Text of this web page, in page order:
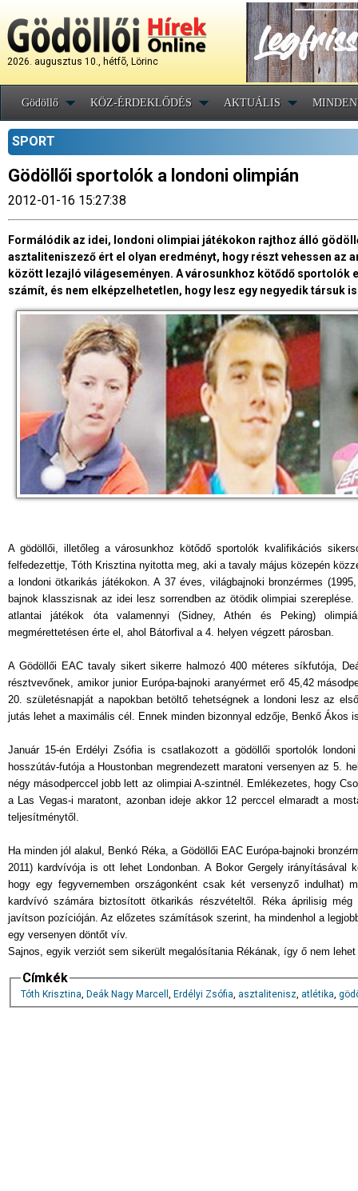
2026. augusztus 10., hétfõ, Lörinc
Gödöllő KÖZ-ÉRDEKLŐDÉS AKTUÁLIS
SPORT
Gödöllői sportolók a londoni olimpián
2012-01-16 15:27:38
Formálódik az idei, londoni olimpiai játékokon rajthoz álló
asztaliteniszező ért el olyan eredményt, hogy részt vehessen az
között lezajló világeseményen. A városunkhoz kötődő sportolók
számít, és nem elképzelhetetlen, hogy lesz egy negyedik társuk
A gödöllői, illetőleg a városunkhoz kötődő sportolók kvalifikációs
felfedezettje, Tóth Krisztina nyitotta meg, aki a tavaly május közepén
a londoni ötkarikás játékokon. A 37 éves, világbajnoki bronzérmes
bajnok klasszisnak az idei lesz sorrendben az ötödik olimpiai
atlantai játékok óta valamennyi (Sidney, Athén és Peking)
megmérettetésen érte el, ahol Bátorfival a 4. helyen végzett párosban.
A Gödöllői EAC tavaly sikert sikerre halmozó 400 méteres síkfutója,
résztvevőnek, amikor junior Európa-bajnoki aranyérmet erő 45,42
20. születésnapját a napokban betöltő tehetségnek a londoni lesz az
jutás lehet a maximális cél. Ennek minden bizonnyal edzője, Benkő Ákos
Január 15-én Erdélyi Zsófia is csatlakozott a gödöllői sportolók
hosszútáv-futója a Houstonban megrendezett maratoni versenyen az 5.
négy másodperccel jobb lett az olimpiai A-szintnél. Emlékezetes, hogy
a Las Vegas-i maratont, azonban ideje akkor 12 perccel elmaradt a
teljesítménytől.
Ha minden jól alakul, Benkó Réka, a Gödöllői EAC Európa-bajnoki
2011) kardvívója is ott lehet Londonban. A Bokor Gergely irányításával
hogy egy fegyvernemben országonként csak két versenyző
kardvívó számára biztosított ötkarikás részvételtől. Réka áprilisig
javítson pozícióján. Az előzetes számítások szerint, ha mindenhol a
egy versenyen döntőt vív.
Sajnos, egyik verziót sem sikerült megalósítania Rékának, így ő nem
Címkék
Tóth Krisztina, Deák Nagy Marcell , Erdélyi Zsófia, asztalitenisz, atlétika,